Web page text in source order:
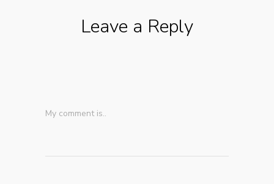
Leave a Reply
My comment is..